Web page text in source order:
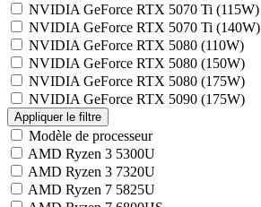
NVIDIA GeForce RTX 5070 Ti (115W)
NVIDIA GeForce RTX 5070 Ti (140W)
NVIDIA GeForce RTX 5080 (110W)
NVIDIA GeForce RTX 5080 (150W)
NVIDIA GeForce RTX 5080 (175W)
NVIDIA GeForce RTX 5090 (175W)
Modèle de processeur
AMD Ryzen 3 5300U
AMD Ryzen 3 7320U
AMD Ryzen 7 5825U